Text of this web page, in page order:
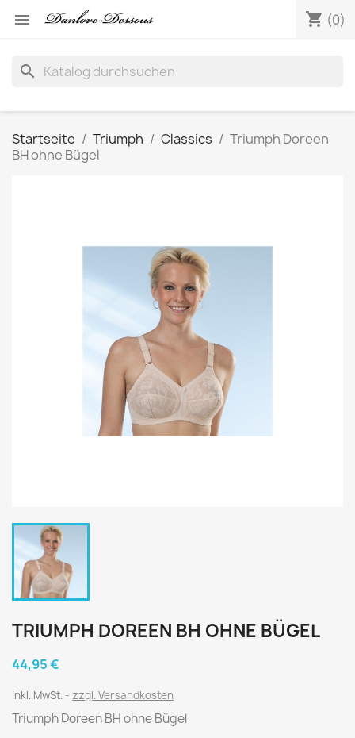
 shopping_cart (0)
search
Startseite Triumph Classics
Triumph Doreen
BH ohne Bügel
TRIUMPH DOREEN BH OHNE BÜGEL
44,95 €
inkl. MwSt. zzgl. Versandkosten
Triumph Doreen BH ohne Bügel